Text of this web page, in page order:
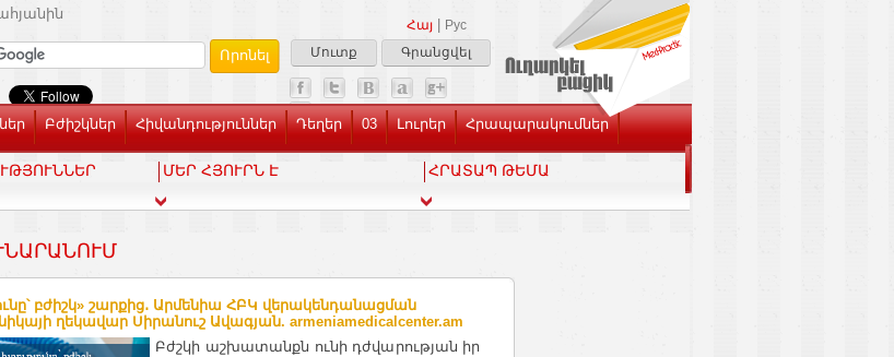
Հայ
Рус
Մուտք
Գրանցվել
Բժիշկներ Հիվանդություններ Դեղեր 03 Լուրեր Հրապարակումներ
ՄԵՐ ՀՅՈՒՐՆ Է ՀՐԱՏԱՊ ԹԵՄԱ
բժիշկ» շարքից․ Արմենիա ՀԲԿ վերակենդանացման
ղեկավար Սիրանուշ Ավագյան. armeniamedicalcenter.am
Բժշկի աշխատանքն ունի դժվարության իր